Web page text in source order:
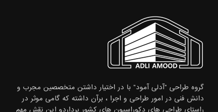
گروه طراحی "آدلی آمود" با در اختیار داشتن متخصصین مجرب و
دانش فنی در امور طراحی و اجرا ، برآن داشته که گامی موثر در
راستای طراحی های دکوراسیون های کشور برداردو این نقش مهم